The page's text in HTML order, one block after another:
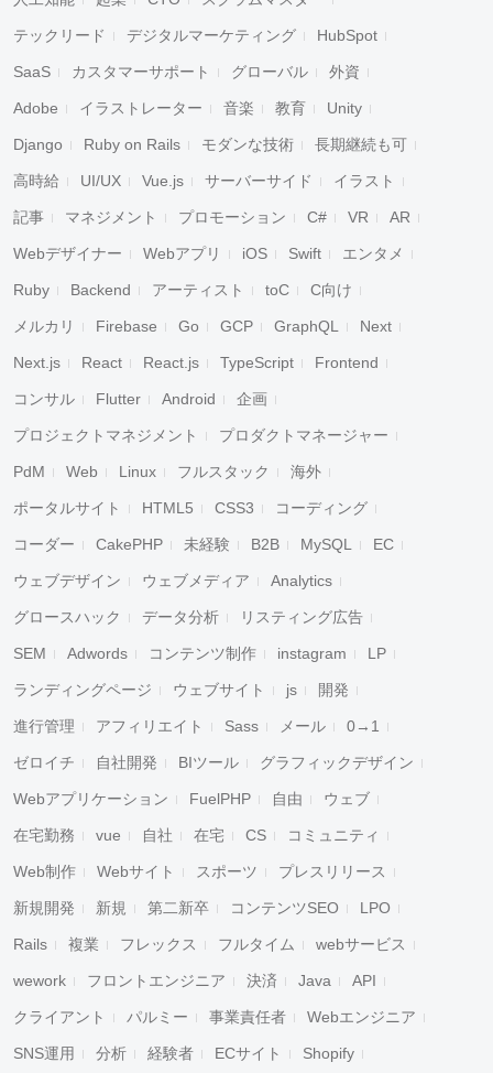
テックリード デジタルマーケティング HubSpot
SaaS カスタマーサポート グローバル 外資
Adobe イラストレーター 音楽 教育 Unity
Django Ruby on Rails モダンな技術 長期継続も可
高時給 UI/UX Vue.js サーバーサイド イラスト
記事 マネジメント プロモーション C# VR AR
Webデザイナー Webアプリ iOS Swift エンタメ
Ruby Backend アーティスト toC C向け
メルカリ Firebase Go GCP GraphQL Next
Next.js React React.js TypeScript Frontend
コンサル Flutter Android 企画
プロジェクトマネジメント プロダクトマネージャー
PdM Web Linux フルスタック 海外
ポータルサイト HTML5 CSS3 コーディング
コーダー CakePHP 未経験 B2B MySQL EC
ウェブデザイン ウェブメディア Analytics
グロースハック データ分析 リスティング広告
SEM Adwords コンテンツ制作 instagram LP
ランディングページ ウェブサイト js 開発
進行管理 アフィリエイト Sass メール 0→1
ゼロイチ 自社開発 BIツール グラフィックデザイン
Webアプリケーション FuelPHP 自由 ウェブ
在宅勤務 vue 自社 在宅 CS コミュニティ
Web制作 Webサイト スポーツ プレスリリース
新規開発 新規 第二新卒 コンテンツSEO LPO
Rails 複業 フレックス フルタイム webサービス
wework フロントエンジニア 決済 Java API
クライアント パルミー 事業責任者 Webエンジニア
SNS運用 分析 経験者 ECサイト Shopify